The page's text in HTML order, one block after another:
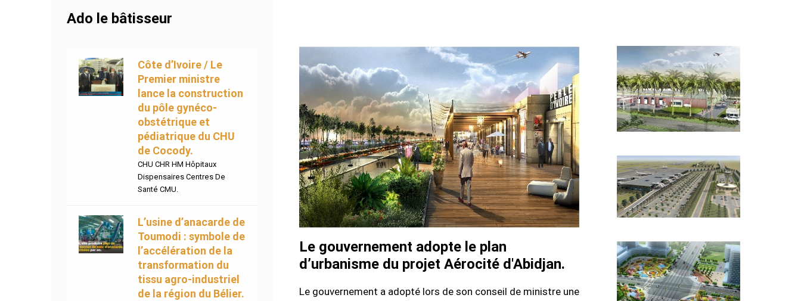
Ado le bâtisseur
Côte d’Ivoire / Le
Premier ministre
lance la construction
du pôle gynéco-
obstétrique et
pédiatrique du CHU
de Cocody.
CHU CHR HM Hôpitaux
Dispensaires Centres De
Santé CMU.
L’usine d’anacarde de
Toumodi : symbole de
l’accélération de la
transformation du
tissu agro-industriel
de la région du Bélier.
Le gouvernement adopte le plan
d’urbanisme du projet Aérocité d'Abidjan.
Le gouvernement a adopté lors de son conseil de ministre une